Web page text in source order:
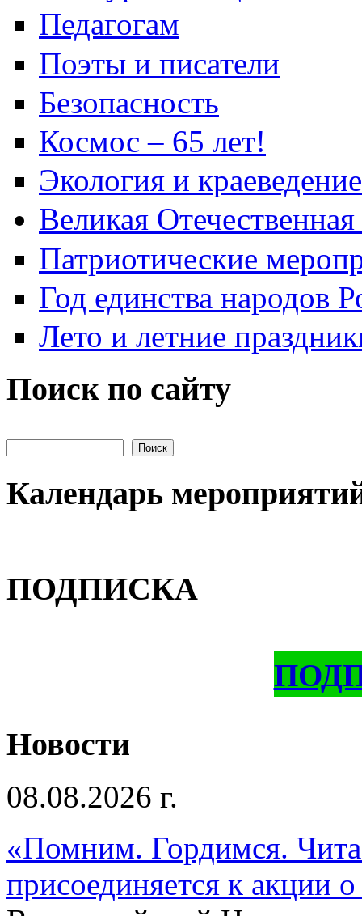
Педагогам
Поэты и писатели
Безопасность
Космос – 65 лет!
Экология и краеведение
Великая
Патриотические
Год единства народов
Лето и летние
Поиск по сайту
Календарь
ПОДПИСКА
Новости
08.08.2026 г.
«Помним. Гордимся.
присоединяется к акции